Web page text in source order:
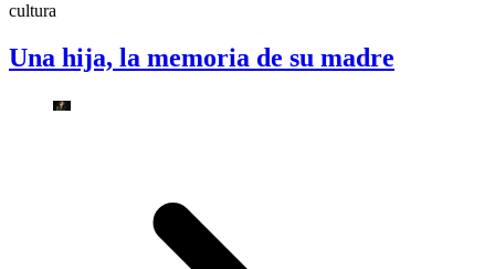
cultura
Una hija, la memoria de su madre